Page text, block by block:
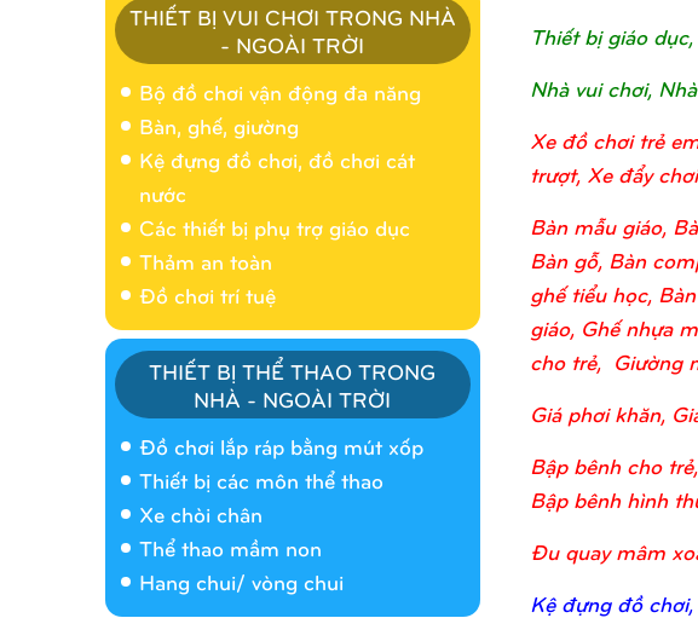
THIẾT BỊ VUI CHƠI TRONG NHÀ
- NGOÀI TRỜI
Bộ đồ chơi vận động đa năng
Bàn, ghế, giường
Kệ đựng đồ chơi, đồ chơi cát
nước
Các thiết bị phụ trợ giáo dục
Thảm an toàn
Đồ chơi trí tuệ
THIẾT BỊ THỂ THAO TRONG
NHÀ - NGOÀI TRỜI
Đồ chơi lắp ráp bằng mút xốp
Thiết bị các môn thể thao
Xe chòi chân
Thể thao mầm non
Hang chui/ vòng chui
Nhà banh 9H5404
Thiết bị giáo
Nhà vui chơi,
Xe đồ chơi trẻ
trượt, Xe đẩy
Bàn mẫu giáo,
Bàn gỗ, Bàn
ghế tiểu học,
giáo, Ghế nhựa
cho trẻ, Giường
Giá phơi khăn,
Bập bênh cho
Bập bênh hình
Đu quay mâm
Kệ đựng đồ